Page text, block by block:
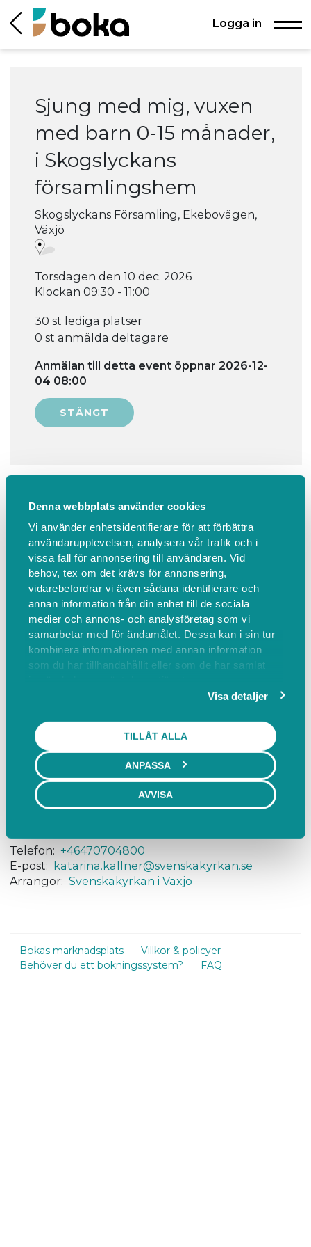
Denna webbplats använder cookies
Vi använder enhetsidentifierare för att förbättra
användarupplevelsen, analysera vår trafik och i
vissa fall för annonsering till användaren. Vid
behov, tex om det krävs för annonsering,
vidarebefordrar vi även sådana identifierare och
annan information från din enhet till de sociala
medier och annons- och analysföretag som vi
samarbetar med för ändamålet. Dessa kan i sin tur
kombinera informationen med annan information
som du har tillhandahållit eller som de har samlat
Visa detaljer
TILLÅT ALLA
ANPASSA
AVVISA
Logga in
Sjung med mig, vuxen
med barn 0-15 månader,
i Skogslyckans
församlingshem
Skogslyckans Församling, Ekebovägen,
Växjö
Torsdagen den 10 dec. 2026
Klockan 09:30 - 11:00
30 st lediga platser
0 st anmälda deltagare
Anmälan till detta event öppnar 2026-12-
04 08:00
Sjung med mig, vuxen med barn 0-
15 månader, i Skogslyckans
församlingshem
Sångsamling med andakt, fika och gemenskap. Vi
byter tankar och idéer om hur det är att vara
förälder till små barn.
Fika 20 kr/familj, betalas med swish.
Mer information:www.svenskakyrkan.se/vaxjo
Hitta hit
Skogslyckans Församling, Ekebovägen, Växjö,
Sverige
Telefon: +46470704800
E-post: katarina.kallner@svenskakyrkan.se
Arrangör: Svenskakyrkan i Växjö
Bokas marknadsplats
Villkor & policyer
Behöver du ett bokningssystem?
FAQ